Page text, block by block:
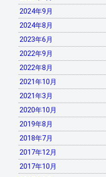
2024年9月
2024年8月
2023年6月
2022年9月
2022年8月
2021年10月
2021年3月
2020年10月
2019年8月
2018年7月
2017年12月
2017年10月